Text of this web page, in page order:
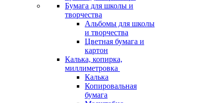
Бумага для школы и
творчества
Альбомы для школы
и творчества
Цветная бумага и
картон
Калька, копирка,
миллиметровка
Калька
Копировальная
бумага